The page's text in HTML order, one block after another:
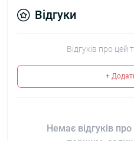
Відгуки
Відгуків про цей
+
Немає відгуків